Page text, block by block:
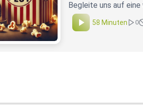
Begleite uns auf eine
58 Minuten 0